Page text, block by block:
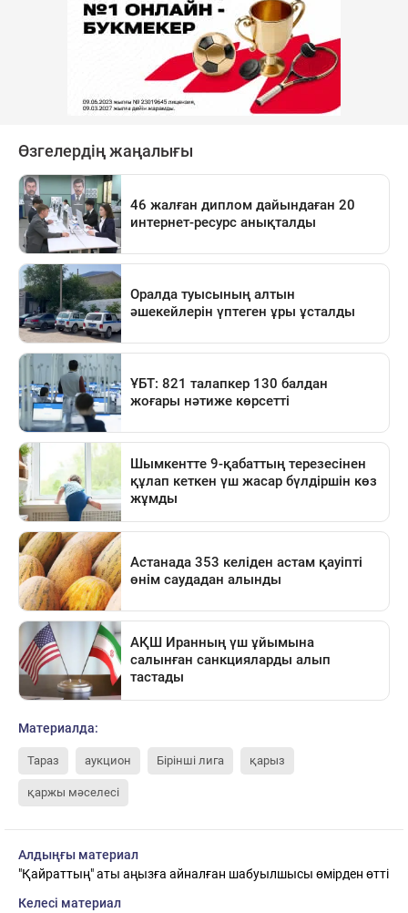
Материалда:
Тараз аукцион Бірінші лига қарыз
қаржы мәселесі
Алдыңғы материал
"Қайраттың" аты аңызға айналған шабуылшысы өмірден өтті
Келесі материал